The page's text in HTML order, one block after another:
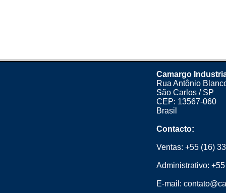
Camargo
Rua Antônio
São Carlos / SP
CEP: 13567-060
Brasil
Contacto:
Ventas: +55 (16)
Administrativo:
E-mail: